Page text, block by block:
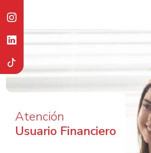
Atención
Usuario Financiero